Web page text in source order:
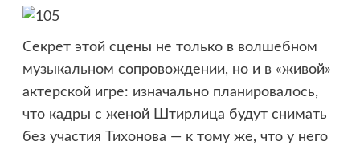
Секрет этой сцены не только в волшебном
музыкальном сопровождении, но и в «живой»
актерской игре: изначально планировалось,
что кадры с женой Штирлица будут снимать
без участия Тихонова — к тому же, что у него